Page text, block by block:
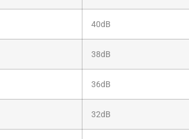
40dB
38dB
36dB
32dB